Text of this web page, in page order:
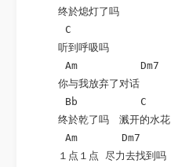
终於熄灯了吗
      C
听到呼吸吗
      Am          Dm7
你与我放弃了对话
      Bb          C
终於乾了吗　溅开的水花
      Am       Dm7
１点１点 尽力去找到吗